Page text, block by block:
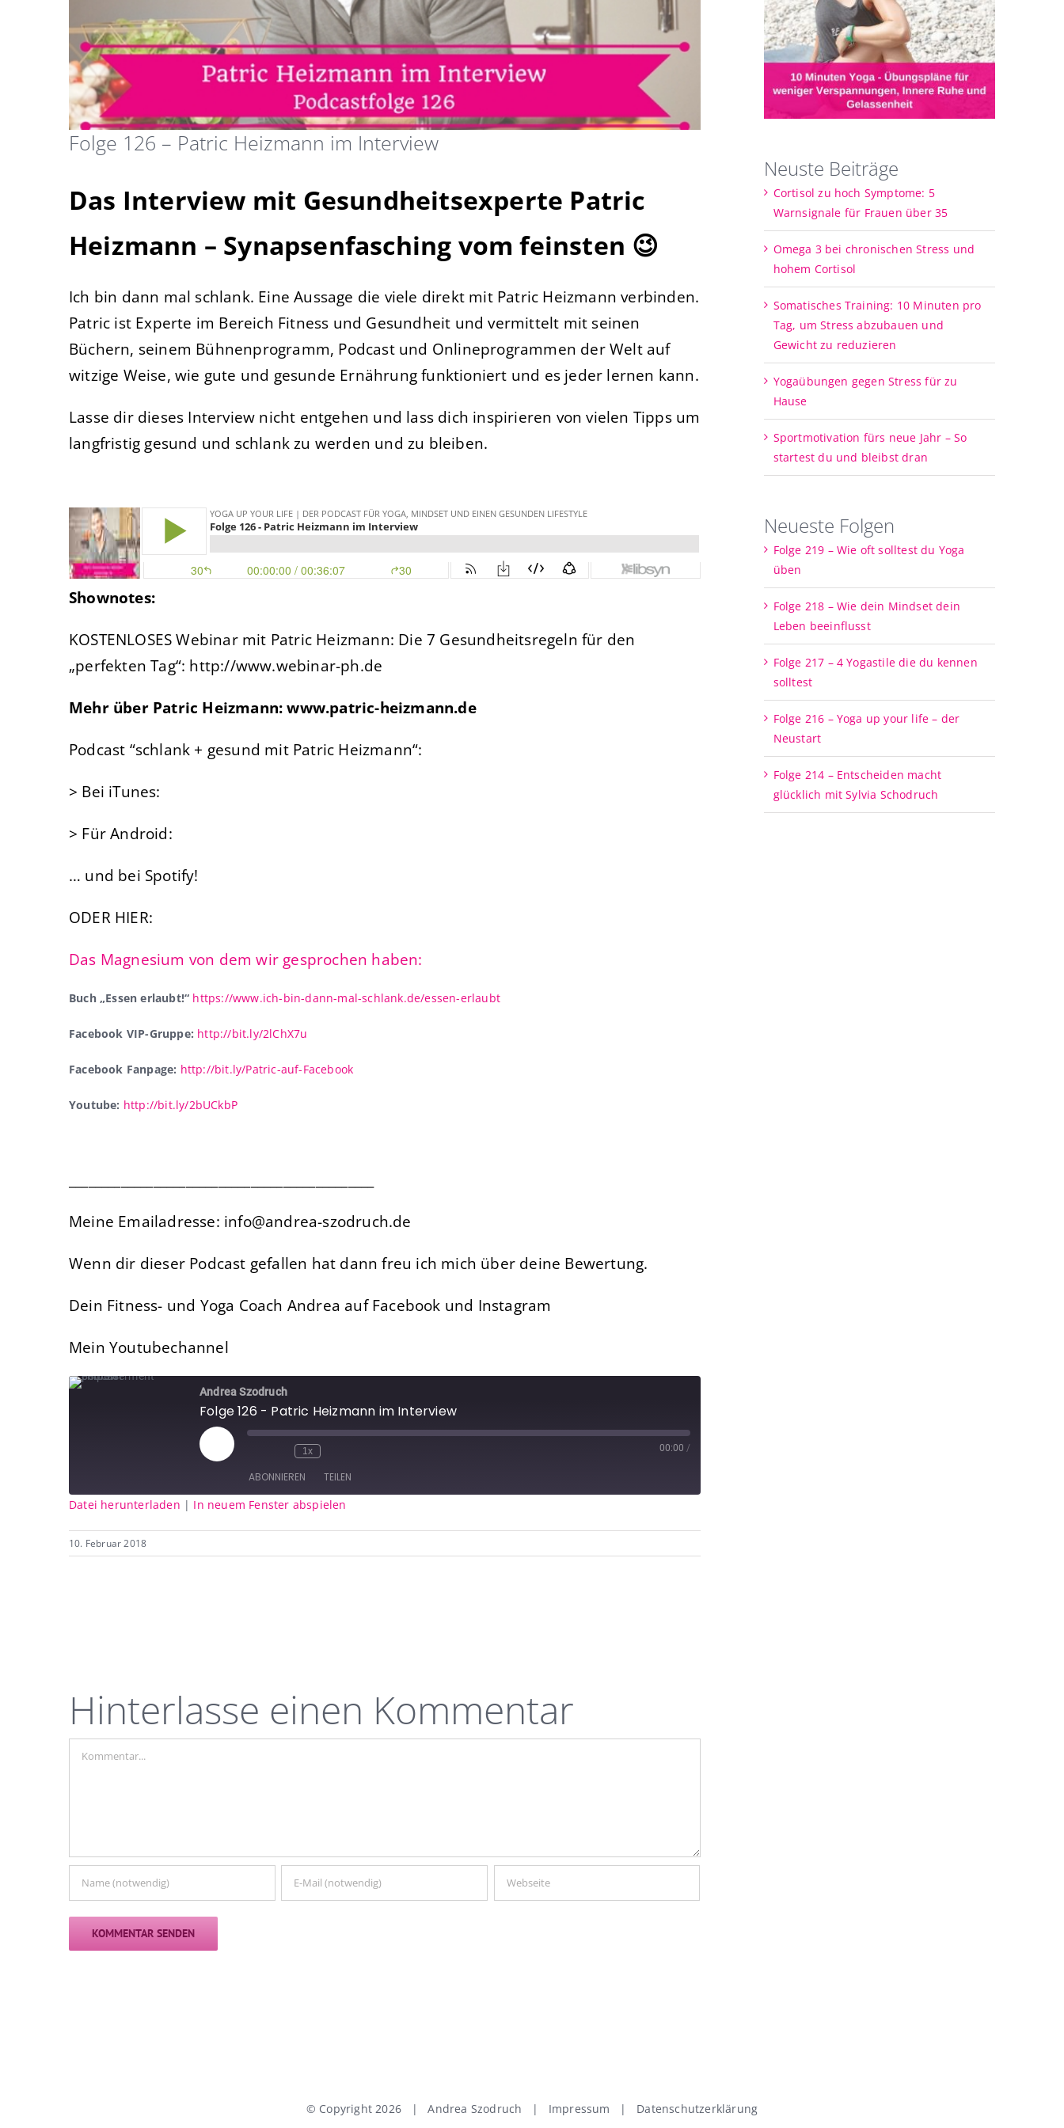
Folge 126 – Patric Heizmann im Interview
Das Interview mit Gesundheitsexperte Patric
Heizmann – Synapsenfasching vom feinsten 😉
Ich bin dann mal schlank. Eine Aussage die viele direkt mit Patric Heizmann verbinden.
Patric ist Experte im Bereich Fitness und Gesundheit und vermittelt mit seinen
Büchern, seinem Bühnenprogramm, Podcast und Onlineprogrammen der Welt auf
witzige Weise, wie gute und gesunde Ernährung funktioniert und es jeder lernen kann.
Lasse dir dieses Interview nicht entgehen und lass dich inspirieren von vielen Tipps um
langfristig gesund und schlank zu werden und zu bleiben.
Shownotes:
KOSTENLOSES Webinar mit Patric Heizmann: Die 7 Gesundheitsregeln für den
„perfekten Tag“: http://www.webinar-ph.de
Mehr über Patric Heizmann: www.patric-heizmann.de
Podcast “schlank + gesund mit Patric Heizmann“:
> Bei iTunes:
> Für Android:
… und bei Spotify!
ODER HIER:
Das Magnesium von dem wir gesprochen haben:
Buch „Essen erlaubt!“ https://www.ich-bin-dann-mal-schlank.de/essen-erlaubt
Facebook VIP-Gruppe: http://bit.ly/2lChX7u
Facebook Fanpage: http://bit.ly/Patric-auf-Facebook
Youtube: http://bit.ly/2bUCkbP
Meine Emailadresse: info@andrea-szodruch.de
Wenn dir dieser Podcast gefallen hat dann freu ich mich über deine Bewertung.
Dein Fitness- und Yoga Coach Andrea auf Facebook und Instagram
Mein Youtubechannel
Andrea Szodruch
Folge 126 - Patric Heizmann im Interview
Play
Episode
1x 00:00 /
ABONNIEREN TEILEN
RSS FEED
TEILEN
LINK
Datei herunterladen | In neuem Fenster abspielen
10. Februar 2018
Hinterlasse einen Kommentar
Neuste Beiträge
Cortisol zu hoch Symptome: 5
Warnsignale für Frauen über 35
Omega 3 bei chronischen Stress und
hohem Cortisol
Somatisches Training: 10 Minuten pro
Tag, um Stress abzubauen und
Gewicht zu reduzieren
Yogaübungen gegen Stress für zu
Hause
Sportmotivation fürs neue Jahr – So
startest du und bleibst dran
Neueste Folgen
Folge 219 – Wie oft solltest du Yoga
üben
Folge 218 – Wie dein Mindset dein
Leben beeinflusst
Folge 217 – 4 Yogastile die du kennen
solltest
Folge 216 – Yoga up your life – der
Neustart
Folge 214 – Entscheiden macht
glücklich mit Sylvia Schodruch
© Copyright 2026 | Andrea Szodruch | Impressum | Datenschutzerklärung